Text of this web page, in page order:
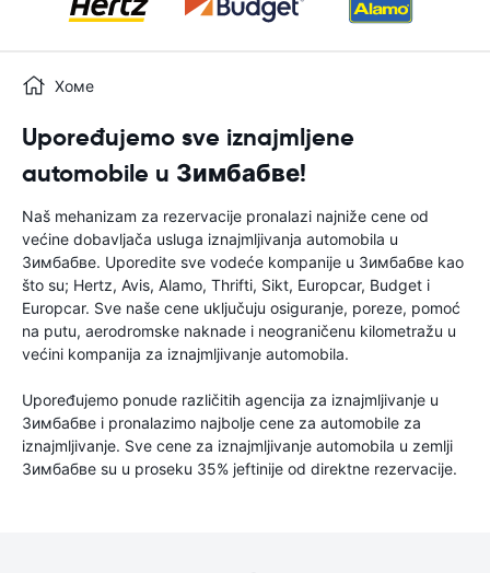
Хоме
Upoređujemo sve iznajmljene
automobile u Зимбабве!
Naš mehanizam za rezervacije pronalazi najniže cene od
većine dobavljača usluga iznajmljivanja automobila u
Зимбабве. Uporedite sve vodeće kompanije u Зимбабве kao
što su; Hertz, Avis, Alamo, Thrifti, Sikt, Europcar, Budget i
Europcar. Sve naše cene uključuju osiguranje, poreze, pomoć
na putu, aerodromske naknade i neograničenu kilometražu u
većini kompanija za iznajmljivanje automobila.
Upoređujemo ponude različitih agencija za iznajmljivanje u
Зимбабве i pronalazimo najbolje cene za automobile za
iznajmljivanje. Sve cene za iznajmljivanje automobila u zemlji
Зимбабве su u proseku 35% jeftinije od direktne rezervacije.